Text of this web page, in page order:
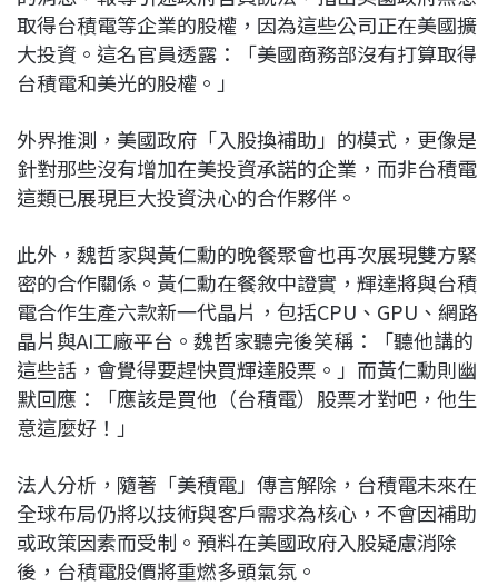
取得台積電等企業的股權，因為這些公司正在美國擴
大投資。這名官員透露：「美國商務部沒有打算取得
台積電和美光的股權。」
外界推測，美國政府「入股換補助」的模式，更像是
針對那些沒有增加在美投資承諾的企業，而非台積電
這類已展現巨大投資決心的合作夥伴。
此外，魏哲家與黃仁勳的晚餐聚會也再次展現雙方緊
密的合作關係。黃仁勳在餐敘中證實，輝達將與台積
電合作生產六款新一代晶片，包括CPU、GPU、網路
晶片與AI工廠平台。魏哲家聽完後笑稱：「聽他講的
這些話，會覺得要趕快買輝達股票。」而黃仁勳則幽
默回應：「應該是買他（台積電）股票才對吧，他生
意這麼好！」
法人分析，隨著「美積電」傳言解除，台積電未來在
全球布局仍將以技術與客戶需求為核心，不會因補助
或政策因素而受制。預料在美國政府入股疑慮消除
後，台積電股價將重燃多頭氣氛。